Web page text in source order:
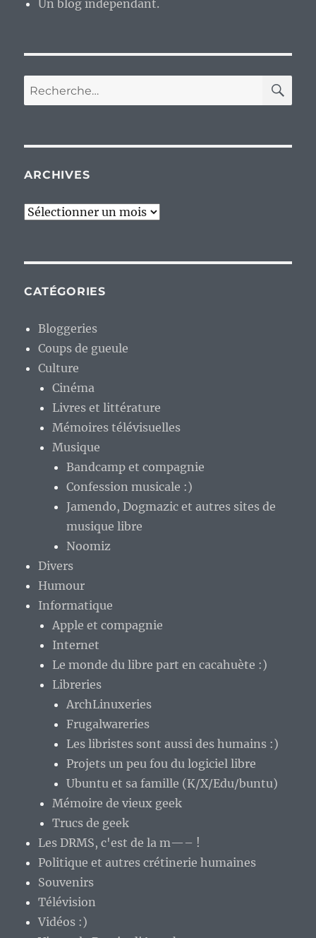
Un blog indépendant.
Recherche
pour :
ARCHIVES
Archives
CATÉGORIES
Bloggeries
Coups de gueule
Culture
Cinéma
Livres et littérature
Mémoires télévisuelles
Musique
Bandcamp et compagnie
Confession musicale :)
Jamendo, Dogmazic et autres sites de
musique libre
Noomiz
Divers
Humour
Informatique
Apple et compagnie
Internet
Le monde du libre part en cacahuète :)
Libreries
ArchLinuxeries
Frugalwareries
Les libristes sont aussi des humains :)
Projets un peu fou du logiciel libre
Ubuntu et sa famille (K/X/Edu/buntu)
Mémoire de vieux geek
Trucs de geek
Les DRMS, c'est de la m—– !
Politique et autres crétinerie humaines
Souvenirs
Télévision
Vidéos :)